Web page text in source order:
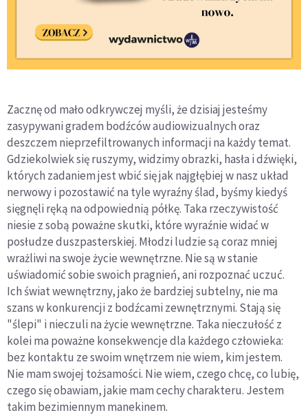
Zacznę od mało odkrywczej myśli, że dzisiaj jesteśmy
zasypywani gradem bodźców audiowizualnych oraz
deszczem nieprzefiltrowanych informacji na każdy temat.
Gdziekolwiek się ruszymy, widzimy obrazki, hasła i dźwięki,
których zadaniem jest wbić się jak najgłębiej w nasz układ
nerwowy i pozostawić na tyle wyraźny ślad, byśmy kiedyś
sięgnęli ręką na odpowiednią półkę. Taka rzeczywistość
niesie z sobą poważne skutki, które wyraźnie widać w
posłudze duszpasterskiej. Młodzi ludzie są coraz mniej
wrażliwi na swoje życie wewnętrzne. Nie są w stanie
uświadomić sobie swoich pragnień, ani rozpoznać uczuć.
Ich świat wewnętrzny, jako że bardziej subtelny, nie ma
szans w konkurencji z bodźcami zewnętrznymi. Stają się
"ślepi" i nieczuli na życie wewnętrzne. Taka nieczułość z
kolei ma poważne konsekwencje dla każdego człowieka:
bez kontaktu ze swoim wnętrzem nie wiem, kim jestem.
Nie mam swojej tożsamości. Nie wiem, czego chcę, co lubię,
czego się obawiam, jakie mam cechy charakteru. Jestem
takim bezimiennym manekinem.